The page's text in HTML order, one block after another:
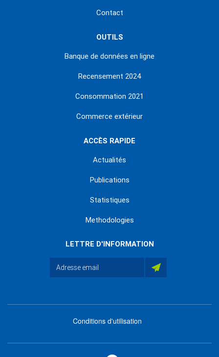
Contact
OUTILS
Banque de données en ligne
Recensement 2024
Consommation 2021
Commerce extérieur
ACCÈS RAPIDE
Actualités
Publications
Statistiques
Methodologies
LETTRE D'INFORMATION
footer
Conditions d'utilisation